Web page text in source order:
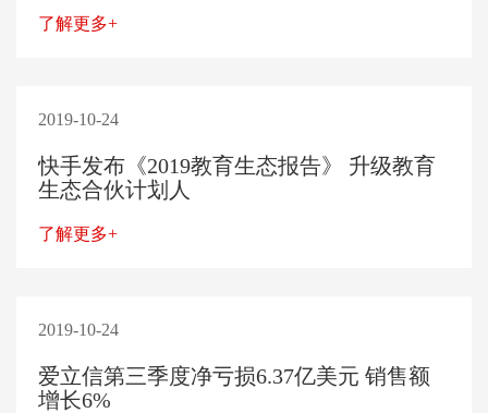
了解更多+
2019-10-24
​快手发布《2019教育生态报告》 升级教育
生态合伙计划人
了解更多+
2019-10-24
爱立信第三季度净亏损6.37亿美元 销售额
增长6%